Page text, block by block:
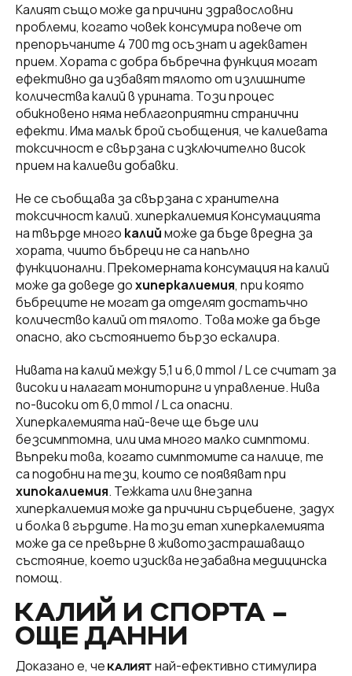
Калият също може да причини здравословни
проблеми, когато човек консумира повече от
препоръчаните 4 700 mg осъзнат и адекватен
прием. Хората с добра бъбречна функция могат
ефективно да избавят тялото от излишните
количества калий в урината. Този процес
обикновено няма неблагоприятни странични
ефекти. Има малък брой съобщения, че калиевата
токсичност е свързана с изключително висок
прием на калиеви добавки.
Не се съобщава за свързана с хранителна
токсичност калий. хиперкалиемия Консумацията
на твърде много калийможе да бъде вредна за
хората, чиито бъбреци не са напълно
функционални. Прекомерната консумация на калий
може да доведе дохиперкалиемия, при която
бъбреците не могат да отделят достатъчно
количество калий от тялото. Това може да бъде
опасно, ако състоянието бързо ескалира.
Нивата на калий между 5,1 и 6,0 mmol / L се считат за
високи и налагат мониторинг и управление. Нива
по-високи от 6,0 mmol / L са опасни.
Хиперкалемията най-вече ще бъде или
безсимптомна, или има много малко симптоми.
Въпреки това, когато симптомите са налице, те
са подобни на тези, които се появяват при
хипокалиемия. Тежката или внезапна
хиперкалиемия може да причини сърцебиене, задух
и болка в гърдите. На този етап хиперкалемията
може да се превърне в животозастрашаващо
състояние, което изисква незабавна медицинска
помощ.
КАЛИЙ И СПОРТА –
ОЩЕ ДАННИ
Доказано е, че КАЛИЯТ
най-ефективно стимулира